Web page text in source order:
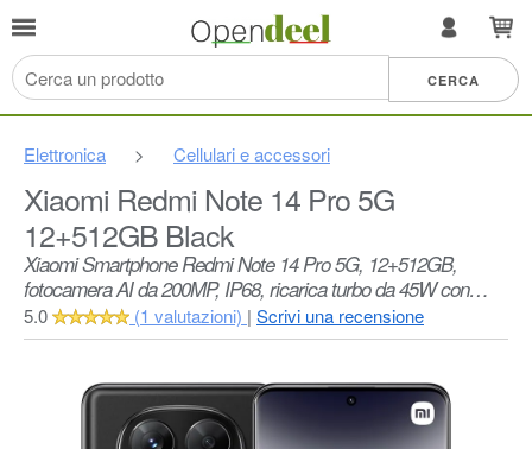
Elettronica > Cellulari e accessori
Xiaomi Redmi Note 14 Pro 5G
12+512GB Black
Xiaomi Smartphone Redmi Note 14 Pro 5G, 12+512GB,
fotocamera AI da 200MP, IP68, ricarica turbo da 45W con
batteria da 5110mAh, funzionalità AI (caricabatterie non
incluso), Black
5.0 (1 valutazioni) | Scrivi una recensione